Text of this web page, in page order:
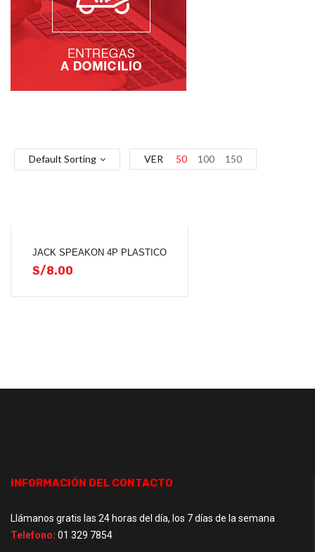
Default Sorting VER 50 100 150
JACK SPEAKON 4P PLASTICO
S/8.00
INFORMACIÓN DEL CONTACTO
Llámanos gratis las 24 horas del día, los 7 días de la semana
Telefono: 01 329 7854